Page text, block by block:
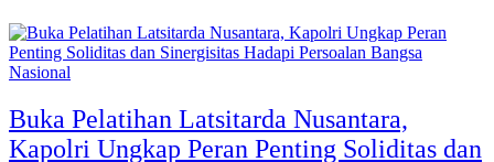
Nasional
Buka Pelatihan Latsitarda Nusantara,
Kapolri Ungkap Peran Penting Soliditas dan